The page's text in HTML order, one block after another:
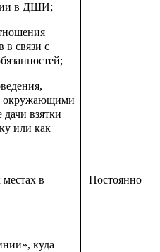
в ДШИ;
в связи с
окружающими
взятки
или как
в
куда
Постоянно